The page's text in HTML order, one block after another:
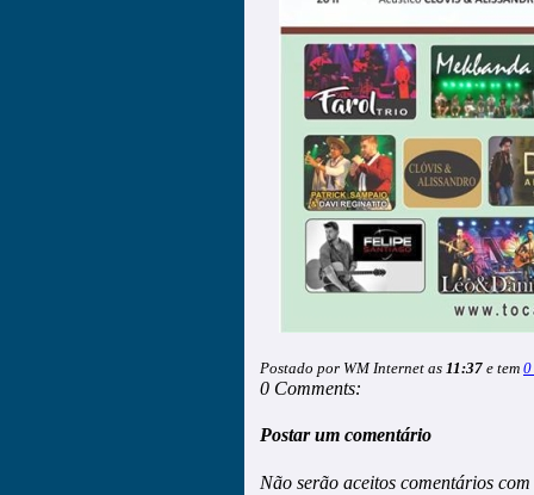
Postado por WM Internet as 11:37 e tem 0
0 Comments:
Postar um comentário
Não serão aceitos comentários